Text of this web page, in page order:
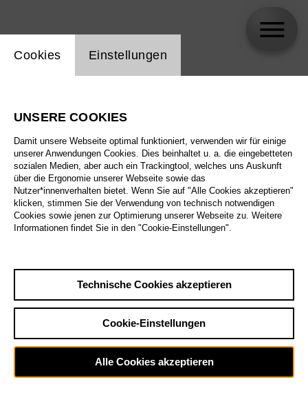
Einstellung Website Cookie
Cookies Einstellungen
UNSERE COOKIES
Damit unsere Webseite optimal funktioniert, verwenden wir für einige
unserer Anwendungen Cookies. Dies beinhaltet u. a. die eingebetteten
sozialen Medien, aber auch ein Trackingtool, welches uns Auskunft
über die Ergonomie unserer Webseite sowie das
Nutzer*innenverhalten bietet. Wenn Sie auf "Alle Cookies akzeptieren"
klicken, stimmen Sie der Verwendung von technisch notwendigen
Cookies sowie jenen zur Optimierung unserer Webseite zu. Weitere
Informationen findet Sie in den "Cookie-Einstellungen".
Technische Cookies akzeptieren
Cookie-Einstellungen
Alle Cookies akzeptieren